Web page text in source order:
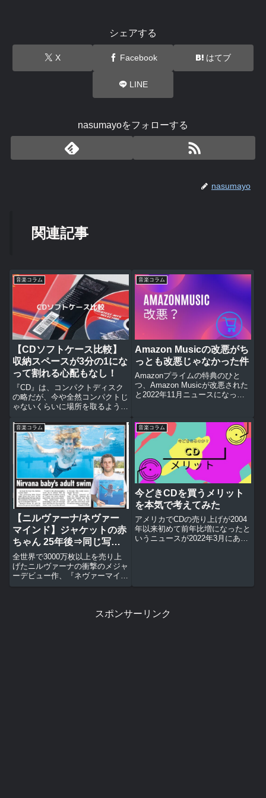
シェアする
X Facebook はてブ
LINE
nasumayoをフォローする
nasumayo
関連記事
音楽コラム
【CDソフトケース比較】
収納スペースが3分の1にな
って割れる心配もなし！
『CD』は、コンパクトディスク
の略だが、今や全然コンパクトじ
ゃないくらいに場所を取るように
だしも、これが1,000枚単位にな
るとかなり深刻な問題だ。そこで
CDのケースを割れやすく重量が
あり、場所を取るプラケー...
音楽コラム
Amazon Musicの改悪がち
っとも改悪じゃなかった件
Amazonプライムの特典のひと
つ、Amazon Musicが改悪された
と2022年11月ニュースになっ
える点と改悪と思える点を並べて
みよう。【改良】200万曲から１
億曲に大幅に増...
音楽コラム
【ニルヴァーナ/ネヴァー
マインド】ジャケットの赤
ちゃん 25年後⇒同じ写真
を撮る⇒30年後バンドを裁
判で提訴
全世界で3000万枚以上を売り上
げたニルヴァーナの衝撃のメジャ
ーデビュー作、『ネヴァーマイン
ド』がリリースされたのが1991
のドル札を追いかける赤ちゃんの
音楽コラム
今どきCDを買うメリット
を本気で考えてみた
アメリカでCDの売り上げが2004
年以来初めて前年比増になったと
いうニュースが2022年3月にあっ
も知れない。その理由と...
スポンサーリンク